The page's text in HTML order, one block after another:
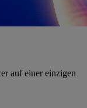
auf einer einzigen